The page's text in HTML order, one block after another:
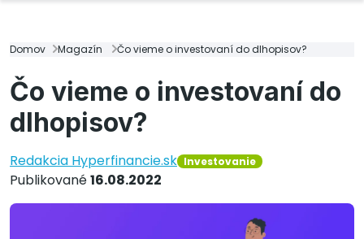
Domov Magazín Čo vieme o investovaní do dlhopisov?
Čo vieme o investovaní do
dlhopisov?
Redakcia Hyperfinancie.sk Investovanie
Publikované16.08.2022